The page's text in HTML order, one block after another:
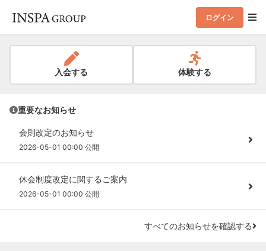
ログイン
入会する 体験する
重要なお知らせ
会則改定のお知らせ
2026-05-01 00:00 公開
休会制度改定に関するご案内
2026-05-01 00:00 公開
すべてのお知らせを確認する